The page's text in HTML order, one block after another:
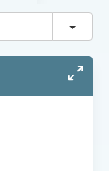
切換